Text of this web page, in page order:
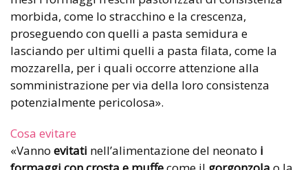
morbida, come lo stracchino e la crescenza,
proseguendo con quelli a pasta semidura e
lasciando per ultimi quelli a pasta filata, come la
mozzarella, per i quali occorre attenzione alla
somministrazione per via della loro consistenza
potenzialmente pericolosa».
Cosa evitare
«Vanno evitati nell’alimentazione del neonato i